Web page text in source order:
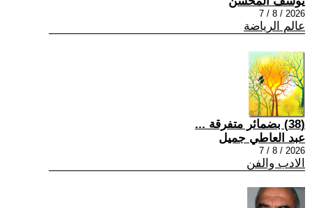
2026 / 8 / 7
عالم الرياضة
(38) بضمائر متفرقة ...
عبد العاطي جميل
2026 / 8 / 7
الادب والفن